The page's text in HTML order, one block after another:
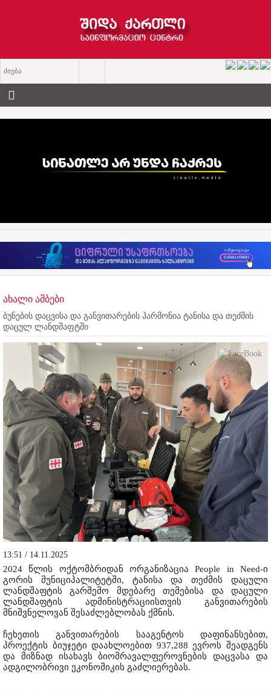
ახალი ამბები
ბუნების დაცვისა და განვითარების ჰარმონია ტანისა და თეძმის
დაცულ ლანდშაფტში
13:51 / 14.11.2025
2024 წლის ოქტომბრიდან ორგანიზაცია People in Need-ი
გორის მუნიციპალიტეტში, ტანისა და თეძმის დაცული
ლანდშაფტის გარშემო მდებარე თემებისა და დაცული
ლანდშაფტის ადმინისტრაციისთვის განვითარების
მნიშვნელოვან შესაძლებლობას ქმნის.
ჩეხეთის განვითარების სააგენტოს დაფინანსებით,
პროექტის ბიუჯეტი დაახლოებით 937,288 ევროს შეადგენს
და მიზნად ისახავს ბიომრავალფეროვნების დაცვასა და
ადგილობრივი ეკონომიკის გაძლიერებას.